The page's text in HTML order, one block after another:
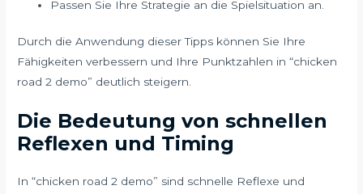
Passen Sie Ihre Strategie an die Spielsituation an.
Durch die Anwendung dieser Tipps können Sie Ihre
Fähigkeiten verbessern und Ihre Punktzahlen in “chicken
road 2 demo” deutlich steigern.
Die Bedeutung von schnellen
Reflexen und Timing
In “chicken road 2 demo” sind schnelle Reflexe und